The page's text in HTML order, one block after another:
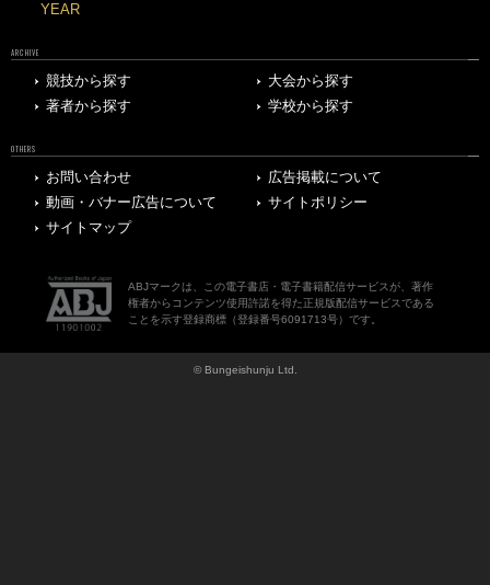
YEAR
ARCHIVE
競技から探す
大会から探す
著者から探す
学校から探す
OTHERS
お問い合わせ
広告掲載について
動画・バナー広告について
サイトポリシー
サイトマップ
ABJマークは、この電子書店・電子書籍配信サービスが、著作
権者からコンテンツ使用許諾を得た正規版配信サービスである
ことを示す登録商標（登録番号6091713号）です。
© Bungeishunju Ltd.